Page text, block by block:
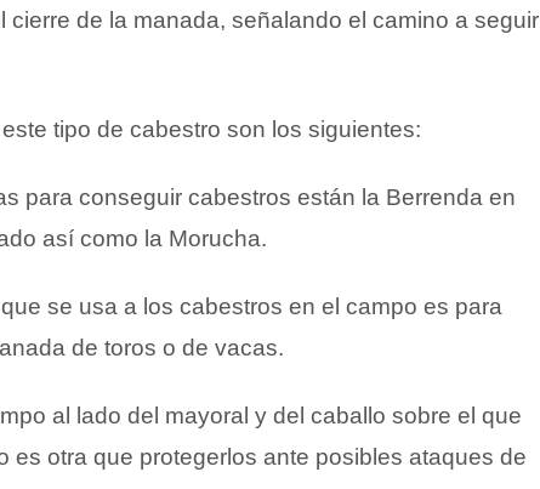
cierre de la manada, señalando el camino a seguir
tipo de cabestro son los siguientes:
para conseguir cabestros están la Berrenda en
así como la Morucha.
se usa a los cabestros en el campo es para
de toros o de vacas.
al lado del mayoral y del caballo sobre el que
es otra que protegerlos ante posibles ataques de